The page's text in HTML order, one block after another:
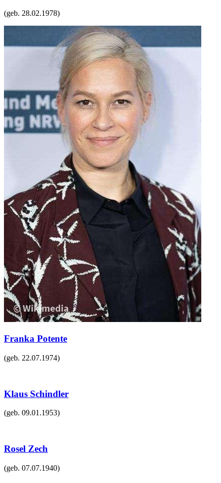
(geb. 28.02.1978)
Franka Potente
(geb. 22.07.1974)
Klaus Schindler
(geb. 09.01.1953)
Rosel Zech
(geb. 07.07.1940)